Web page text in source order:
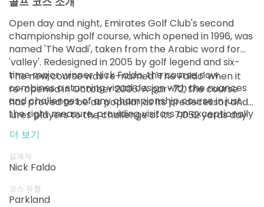
Open day and night, Emirates Golf Club's second
championship golf course, which opened in 1996, was
named 'The Wadi', taken from the Arabic word for
'valley'. Redesigned in 2005 by golf legend and six-
time major winner Nick Faldo, the course now
combines a stunning visual design with the nuances
and challenges of any championship course in just
the right measure, providing visitors an exceptionally
The new course was re-named 'The Faldo' when it
re-opened in October 2006. A par-72, the course
has proved to be as popular as its predecessor and
lures players to the challenge of its 7,052 yards day
or night thanks to incorporated LED floodlights
throughout the course.
더 보기
설계자
Nick Faldo
코스 유형
Parkland